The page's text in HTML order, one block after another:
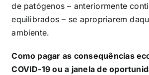
de patógenos – anteriormente
equilibrados – se apropriarem
ambiente.
Como pagar as consequências
COVID-19 ou a janela de